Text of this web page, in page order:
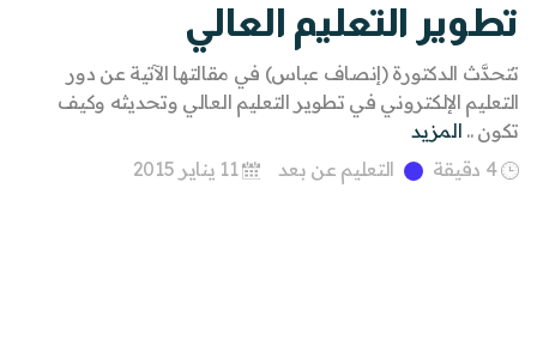
تطوير التعليم العالي
تتحدَّث الدكتورة (إنصاف عباس) في مقالتها الآتية عن دور
التعليم الإلكتروني في تطوير التعليم العالي وتحديثه وكيف
تكون .. المزيد
4 دقيقة
التعليم عن بعد 11 يناير 2015